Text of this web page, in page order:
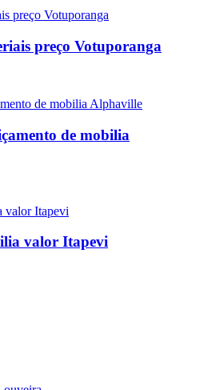
preço Votuporanga
de mobilia
valor Itapevi